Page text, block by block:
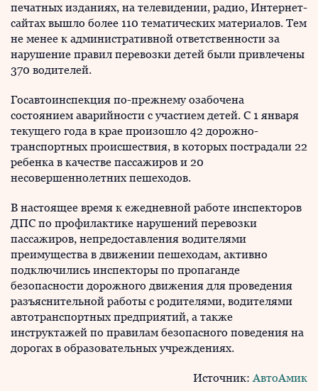
печатных изданиях, на телевидении, радио, Интернет-
сайтах вышло более 110 тематических материалов. Тем
не менее к административной ответственности за
нарушение правил перевозки детей были привлечены
370 водителей.
Госавтоинспекция по-прежнему озабочена
состоянием аварийности с участием детей. С 1 января
текущего года в крае произошло 42 дорожно-
транспортных происшествия, в которых пострадали 22
ребенка в качестве пассажиров и 20
несовершеннолетних пешеходов.
В настоящее время к ежедневной работе инспекторов
ДПС по профилактике нарушений перевозки
пассажиров, непредоставления водителями
преимущества в движении пешеходам, активно
подключились инспекторы по пропаганде
безопасности дорожного движения для проведения
разъяснительной работы с родителями, водителями
автотранспортных предприятий, а также
инструктажей по правилам безопасного поведения на
дорогах в образовательных учреждениях.
Источник:АвтоАмик